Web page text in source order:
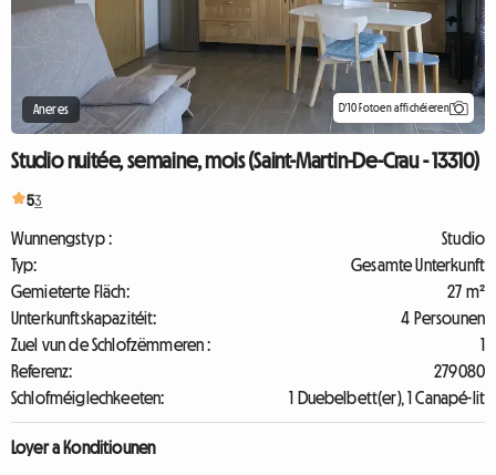
Aneres D'10 Fotoen affichéieren
Studio nuitée, semaine, mois (Saint-Martin-De-Crau - 13310)
53
Wunnengstyp :
Studio
Typ:
Gesamte Unterkunft
Gemieterte Fläch:
27 m²
Unterkunftskapazitéit:
4 Persounen
Zuel vun de Schlofzëmmeren :
1
Referenz:
279080
Schlofméiglechkeeten:
1 Duebelbett(er), 1 Canapé-lit
Loyer a Konditiounen